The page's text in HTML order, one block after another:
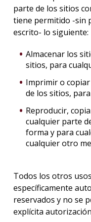
parte de los sitios
tiene permitido -sin
escrito- lo siguiente:
Almacenar los
sitios, para
Imprimir o
de los sitios,
Reproducir,
cualquier parte
forma y para
cualquier otro
Todos los otros
específicamente
reservados y no se
explícita